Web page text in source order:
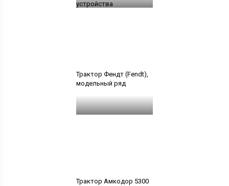
устройства
Трактор Фендт (Fendt),
модельный ряд
Трактор Амкодор 5300